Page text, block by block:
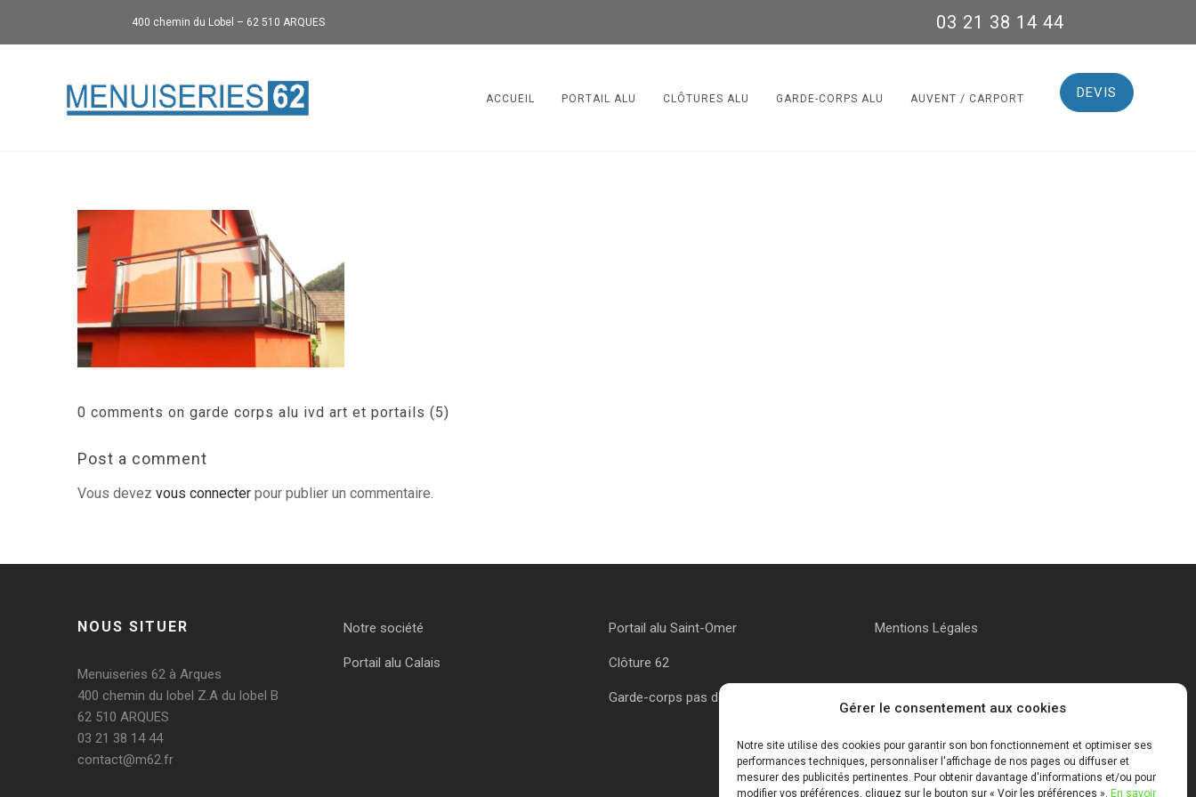
Gérer le consentement aux cookies
Notre site utilise des cookies pour garantir son bon fonctionnement et optimiser ses
performances techniques, personnaliser l'affichage de nos pages ou diffuser et
mesurer des publicités pertinentes. Pour obtenir davantage d'informations et/ou pour
modifier vos préférences, cliquez sur le bouton sur « Voir les préférences ». En savoir
400 chemin du Lobel – 62 510 ARQUES 03 21 38 14 44
DEVIS
ACCUEIL PORTAIL ALU CLÔTURES ALU GARDE-CORPS ALU AUVENT / CARPORT
0 comments on garde corps alu ivd art et portails (5)
Post a comment
Vous devezvous connecter pour publier un commentaire.
NOUS SITUER
Menuiseries 62 à Arques
400 chemin du lobel Z.A du lobel B
62 510 ARQUES
03 21 38 14 44
contact@m62.fr
Notre société
Portail alu Calais
Portail alu Saint-Omer
Clôture 62
Garde-corps pas de calais
Mentions Légales